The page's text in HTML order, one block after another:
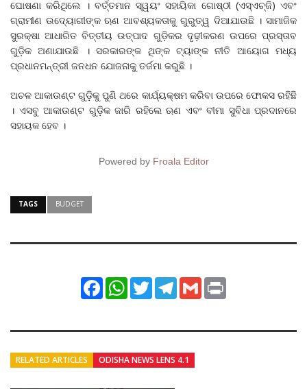
ଘୋଷଣା କରିଥିଲେ । ବର୍ତ୍ତମାନ ସ୍ୱୟଂ ସହାୟିକା ଗୋଷ୍ଠୀ (ଏସ୍ଏଚ୍‌ଜି) ଏବଂ
ଗ୍ରାମୀଣ ଉଦ୍ୟୋଗୀଙ୍କ ଋଣ ଆବଶ୍ୟକତାକୁ ଗୁରୁତ୍ୱ ଦିଆଯାଉଛି । ସାମାଜିକ
ସୁରକ୍ଷା ଆଧାରିତ ବିତ୍ତୀୟ ଉତ୍ପାଦ ଗୁଡ଼ିକର ଦୃଢ଼ୀକରଣ ଉପରେ ପ୍ରସ୍ତାବ
ଗୁଡ଼ିକ ଅଣାଯାଉଛି । ସରକାରଙ୍କ ଥିଙ୍କ ଟ୍ୟାଙ୍କ ନୀତି ଆୟୋଗ ମଧ୍ୟ
ପ୍ରଧାନମନ୍ତ୍ରୀ ଜନଧନ ଯୋଜନାକୁ ତର୍ଜମା କରୁଛି ।
ଅଚଳ ଆକାଉଣ୍ଟ ଗୁଡ଼ିକୁ ପୁଣି ଥରେ କାର୍ଯ୍ୟକ୍ଷମ କରିବା ଉପରେ ଫୋକସ ରହିଛି
। ଏସବୁ ଆକାଉଣ୍ଟ ଗୁଡ଼ିକ ଜାରି ରହିଲେ ଋଣ ଏବଂ ବୀମା ସୁବିଧା ପ୍ରଦାନରେ
ସହାୟକ ହେବ ।
Powered by Froala Editor
TAGS BUDGET
FacebookWhatsApp
TwitterTelegram
Gmail
RELATED ARTICLES ODISHA NEWS LENS 4.1